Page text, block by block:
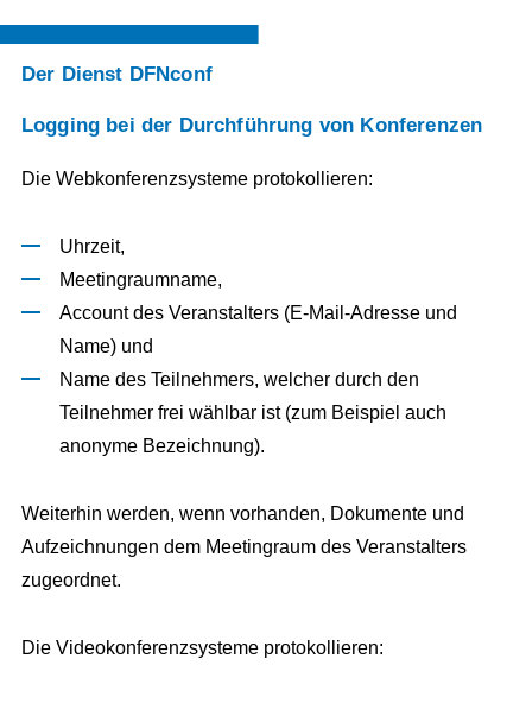
Der Dienst DFNconf
Logging bei der Durchführung von Konferenzen
Die Webkonferenzsysteme protokollieren:
Uhrzeit,
Meetingraumname,
Account des Veranstalters (E-Mail-Adresse und
Name) und
Name des Teilnehmers, welcher durch den
Teilnehmer frei wählbar ist (zum Beispiel auch
anonyme Bezeichnung).
Weiterhin werden, wenn vorhanden, Dokumente und
Aufzeichnungen dem Meetingraum des Veranstalters
zugeordnet.
Die Videokonferenzsysteme protokollieren: